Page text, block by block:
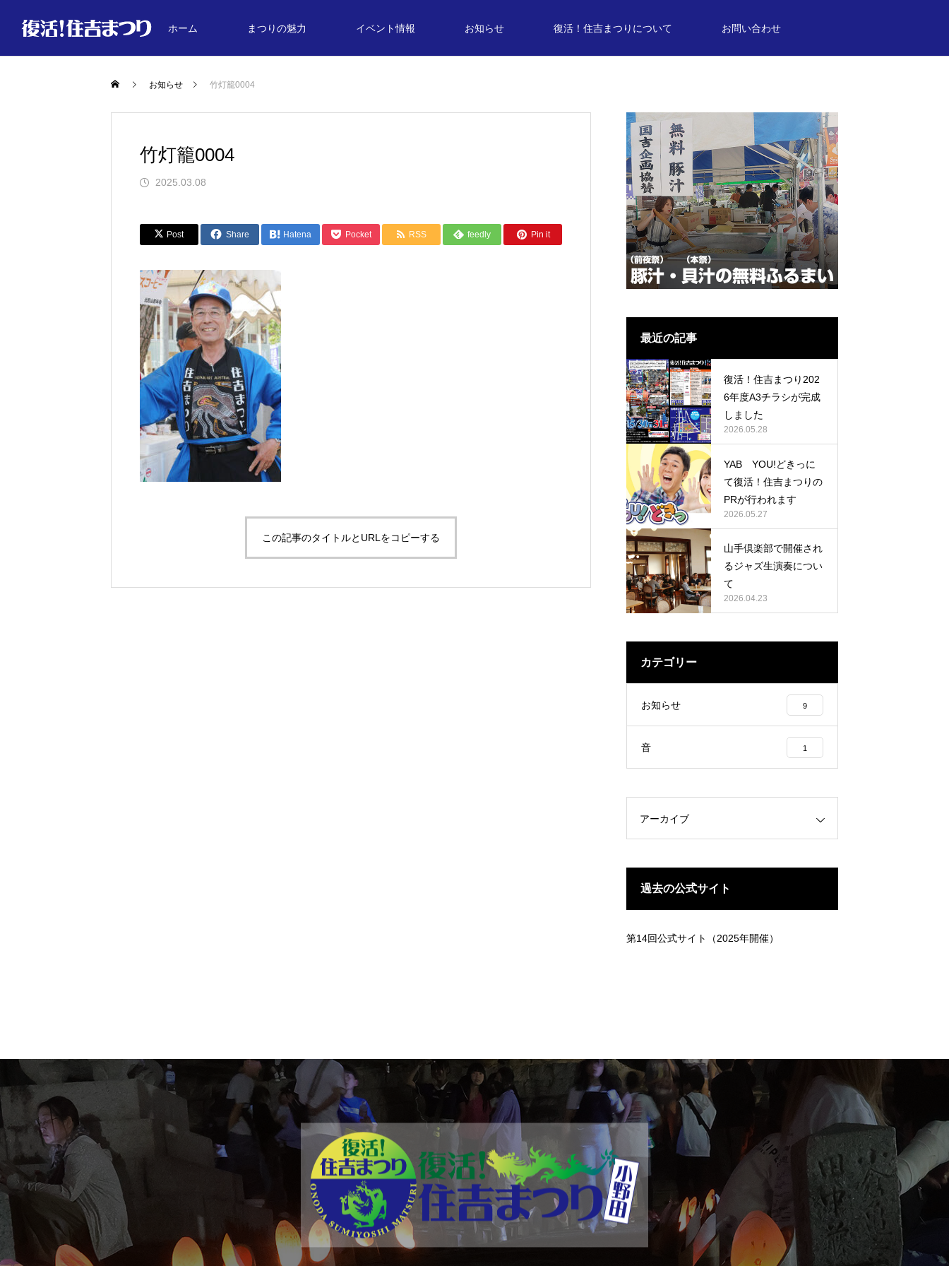
ホーム まつりの魅力 イベント情報 お知らせ 復活！住吉まつりについて お問い合わせ
食
EAT
復活！住吉まつりのメイン会場には、
毎回たくさんの飲食バザーが出店して
います！
踊 音
SOUND
ステージのバンド演奏など音楽イベン
トも大変充実しています！
龍舞（山陽小野田市役所職員共済会）
02
EVENT
00
龍舞（小野田小学校）
復活！住吉まつり2026年度A3チラシ
が完成しました
2026.05.28
第15回復活！住吉まつりのポスター
2026.04.22
山手倶楽部で開催されるジャズ生演奏
について
2026.04.23
お知らせ 竹灯籠0004
竹灯籠0004
2025.03.08
Post Share Hatena Pocket RSS feedly Pin it
この記事のタイトルとURLをコピーする
最近の記事
復活！住吉まつり202
6年度A3チラシが完成
しました
2026.05.28
YAB YOU!どきっに
て復活！住吉まつりの
PRが行われます
2026.05.27
山手倶楽部で開催され
るジャズ生演奏につい
て
2026.04.23
カテゴリー
お知らせ 9
音 1
アーカイブ
過去の公式サイト
第14回公式サイト（2025年開催）